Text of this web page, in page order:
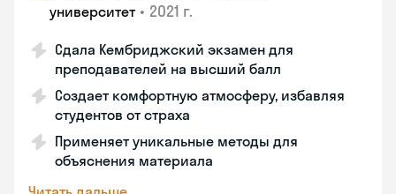
университет • 2021 г.
Сдала Кембриджский экзамен для
преподавателей на высший балл
Создает комфортную атмосферу, избавляя
студентов от страха
Применяет уникальные методы для
объяснения материала